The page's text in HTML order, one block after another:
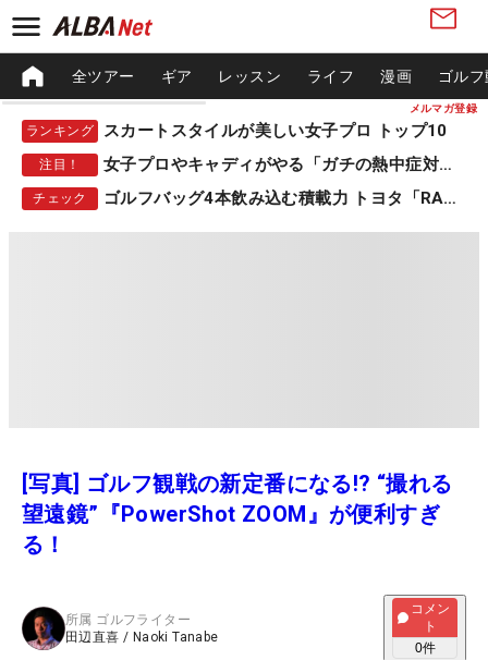
メルマガ登録
全ツアー ギア レッスン ライフ 漫画 ゴル
ランキング スカートスタイルが美しい女子プロ トップ10
注目！ 女子プロやキャディがやる「ガチの熱中症対策」
チェック ゴルフバッグ4本飲み込む積載力 トヨタ「RAV4」
[写真] ゴルフ観戦の新定番になる!? “撮れる
望遠鏡”『PowerShot ZOOM』が便利すぎ
る！
所属 ゴルフライター
田辺直喜 / Naoki Tanabe
コメン
ト
0件